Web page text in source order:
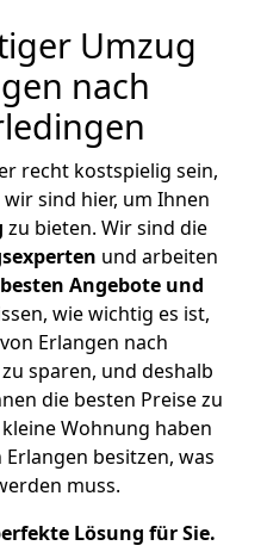
Umzug
nach
recht kostspielig sein,
sind hier, um Ihnen
zu bieten. Wir sind die
und arbeiten
Angebote und
wie wichtig es ist,
Erlangen nach
sparen, und deshalb
die besten Preise zu
Wohnung haben
besitzen, was
muss.
Lösung für Sie.